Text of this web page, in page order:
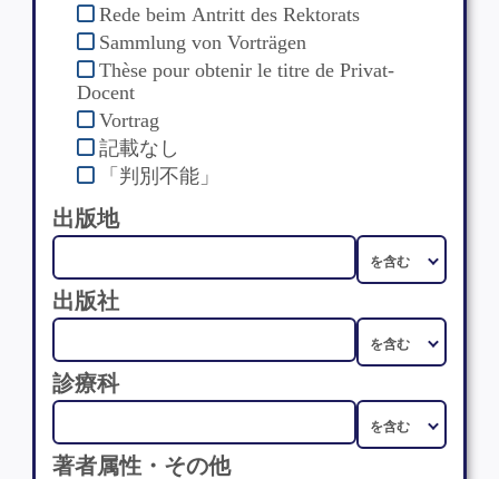
Rede beim Antritt des Rektorats
Sammlung von Vorträgen
Thèse pour obtenir le titre de Privat-
Docent
Vortrag
記載なし
「判別不能」
出版地
出版社
診療科
著者属性・その他